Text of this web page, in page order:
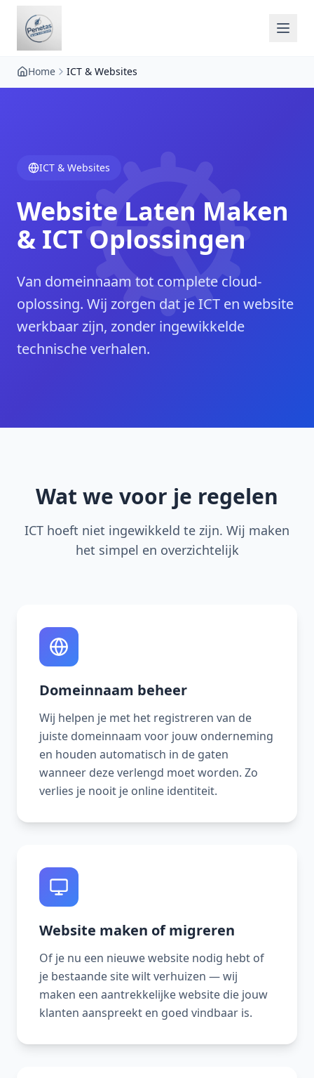
Home ICT & Websites
ICT & Websites
Website Laten Maken
& ICT Oplossingen
Van domeinnaam tot complete cloud-
oplossing. Wij zorgen dat je ICT en website
werkbaar zijn, zonder ingewikkelde
technische verhalen.
Wat we voor je regelen
ICT hoeft niet ingewikkeld te zijn. Wij maken
het simpel en overzichtelijk
Domeinnaam beheer
Wij helpen je met het registreren van de
juiste domeinnaam voor jouw onderneming
en houden automatisch in de gaten
wanneer deze verlengd moet worden. Zo
verlies je nooit je online identiteit.
Website maken of migreren
Of je nu een nieuwe website nodig hebt of
je bestaande site wilt verhuizen — wij
maken een aantrekkelijke website die jouw
klanten aanspreekt en goed vindbaar is.